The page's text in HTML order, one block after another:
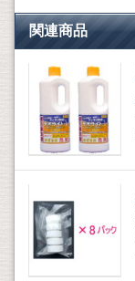
関連商品